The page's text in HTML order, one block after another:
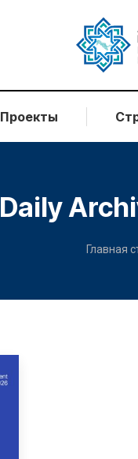
Проекты
Daily
You are
Главная